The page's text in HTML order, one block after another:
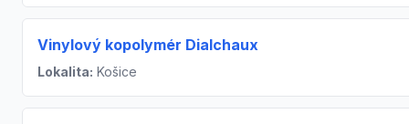
Vinylový kopolymér Dialchaux
Lokalita: Košice